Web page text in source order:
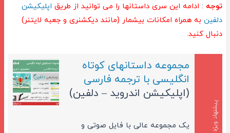
توجه : ادامه این سری داستانها را می توانید از طریق اپلیکیشن
دلفین به همراه امکانات بیشمار (مانند دیکشنری و جعبه لایتنر)
دنبال کنید.
پیشنهاد ویژه
مجموعه داستانهای کوتاه
انگلیسی با ترجمه فارسی
(اپلیکیشن اندروید – دلفین)
یک مجموعه عالی با فایل صوتی و